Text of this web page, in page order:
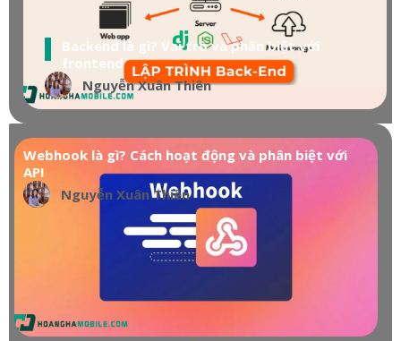
Backend là gì? Vai trò và phân biệt với
frontend
Nguyễn Xuân Thiên
Webhook là gì? Cách hoạt động và phân biệt với
API
Nguyễn Xuân Thiên